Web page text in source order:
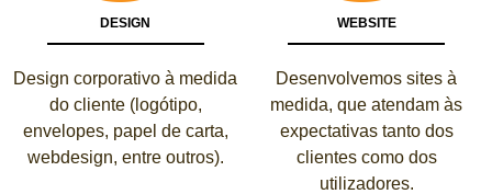
DESIGN
Design corporativo à medida
do cliente (logótipo,
envelopes, papel de carta,
webdesign, entre outros).
WEBSITE
Desenvolvemos sites à
medida, que atendam às
expectativas tanto dos
clientes como dos
utilizadores.